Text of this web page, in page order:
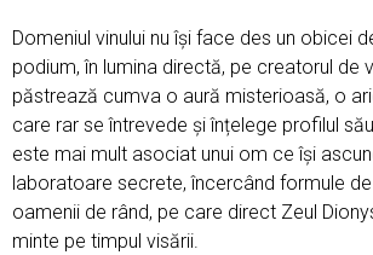
Domeniul vinului nu își face des un obicei
podium, în lumina directă, pe creatorul de
păstrează cumva o aură misterioasă, o
care rar se întrevede și înțelege profilul
este mai mult asociat unui om ce își
laboratoare secrete, încercând formule
oamenii de rând, pe care direct Zeul
minte pe timpul visării.